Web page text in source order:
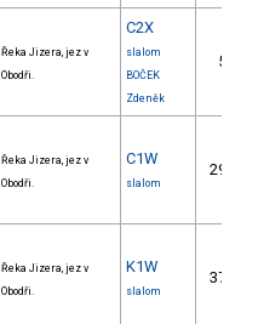
Řeka Jizera, jez v
Obodři.
C2X
slalom
BOČEK
Zdeněk
5.
Řeka Jizera, jez v
Obodři.
C1W
slalom
29.
Řeka Jizera, jez v
Obodři.
K1W
slalom
37.